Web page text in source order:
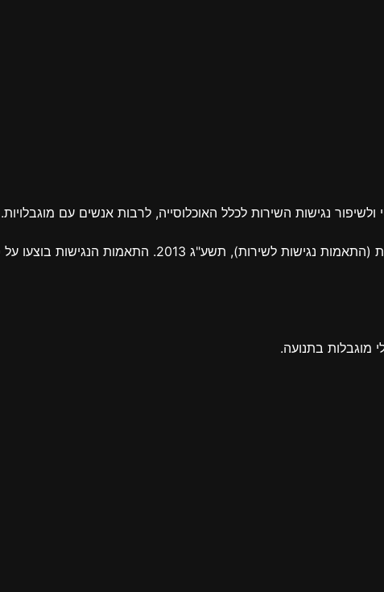
נגישות השירות לכלל האוכלוסייה, לרבות אנשים עם מוגבלויות.
מוגבלות בתנועה.